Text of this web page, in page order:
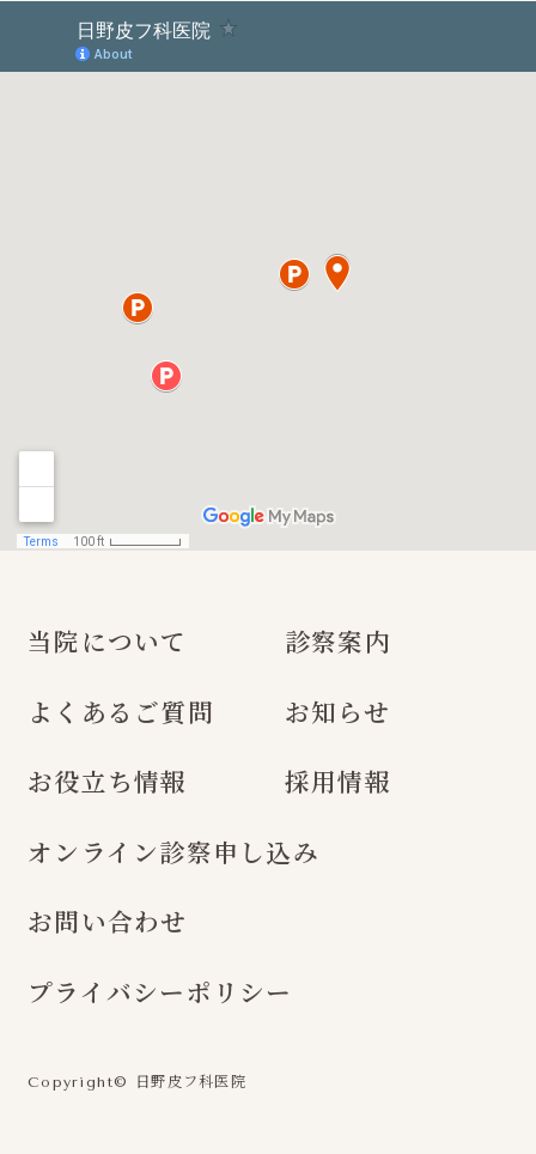
当院について
診察案内
よくあるご質問
お知らせ
お役立ち情報
採用情報
オンライン診察申し込み
お問い合わせ
プライバシーポリシー
Copyright© 日野皮フ科医院